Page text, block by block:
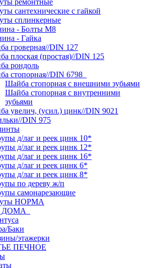
ремонтные
сантехнические с гайкой
сплинкерные
- Болты М8
- Гайка
гроверная//DIN 127
плоская (простая)//DIN 125
рондоль
стопорная//DIN 6798
Шайба стопорная с внешними зубьями
Шайба стопорная с внутренними
зубьями
увелич, (усил.) цинк//DIN 9021
DIN 975
д/лаг и реек цинк 10*
д/лаг и реек цинк 12*
д/лаг и реек цинк 16*
д/лаг и реек цинк 6*
д/лаг и реек цинк 8*
по дереву ж/п
самонарезающие
НОРМА
ДОМА
Баки
этажерки
ПЕЧНОЕ